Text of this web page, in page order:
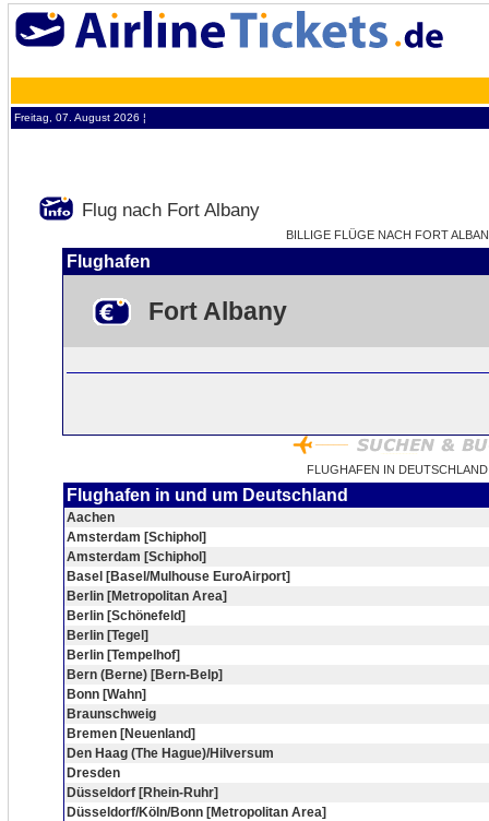
Freitag, 07. August 2026 ¦
Flug nach Fort Albany
BILLIGE FLÜGE NACH FORT
Flughafen
Fort Albany
FLUGHAFEN IN
Flughafen in und um Deutschland
Aachen
Amsterdam [Schiphol]
Amsterdam [Schiphol]
Basel [Basel/Mulhouse EuroAirport]
Berlin [Metropolitan Area]
Berlin [Schönefeld]
Berlin [Tegel]
Berlin [Tempelhof]
Bern (Berne) [Bern-Belp]
Bonn [Wahn]
Braunschweig
Bremen [Neuenland]
Den Haag (The Hague)/Hilversum
Dresden
Düsseldorf [Rhein-Ruhr]
Düsseldorf/Köln/Bonn [Metropolitan Area]